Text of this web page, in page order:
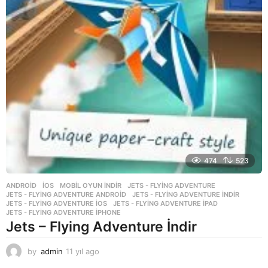
474 523
ANDROID ,İOS ,MOBIL OYUN INDIR JETS - FLYING ADVENTURE
JETS - FLYING ADVENTURE ANDROID
,JETS - FLYING ADVENTURE INDIR
JETS - FLYING ADVENTURE IOS
,JETS - FLYING ADVENTURE IPAD
JETS - FLYING ADVENTURE IPHONE
Jets – Flying Adventure İndir
by admin 11 yıl ago